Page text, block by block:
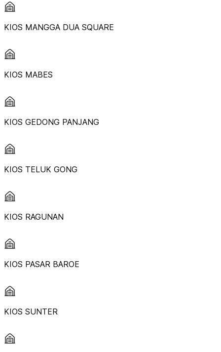
KIOS MANGGA DUA SQUARE
KIOS MABES
KIOS GEDONG PANJANG
KIOS TELUK GONG
KIOS RAGUNAN
KIOS PASAR BAROE
KIOS SUNTER